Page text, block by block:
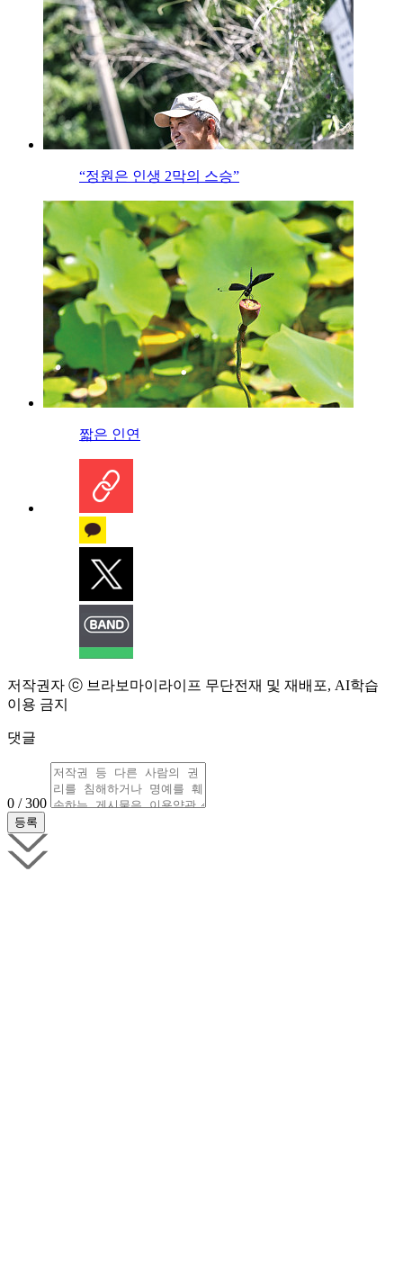
“정원은 인생 2막의 스승”
짧은 인연
저작권자 ⓒ 브라보마이라이프 무단전재 및 재배포, AI학습
이용 금지
댓글
0 / 300